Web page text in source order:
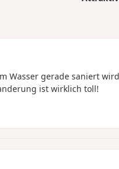
Wasser gerade saniert wird
ist wirklich toll!